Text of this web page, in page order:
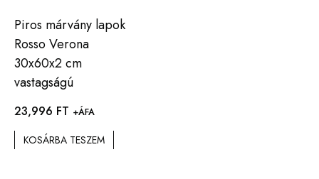
Piros márvány lapok
Rosso Verona
30x60x2 cm
vastagságú
23,996 FT +ÁFA
KOSÁRBA TESZEM